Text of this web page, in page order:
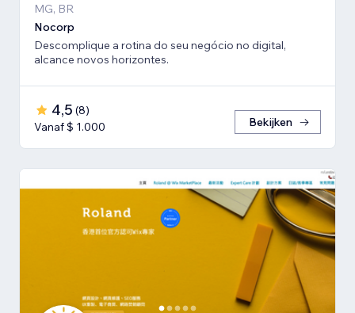
MG, BR
Nocorp
Descomplique a rotina do seu negócio no digital,
alcance novos horizontes.
4,5 (8)
Vanaf $ 1.000
Bekijken